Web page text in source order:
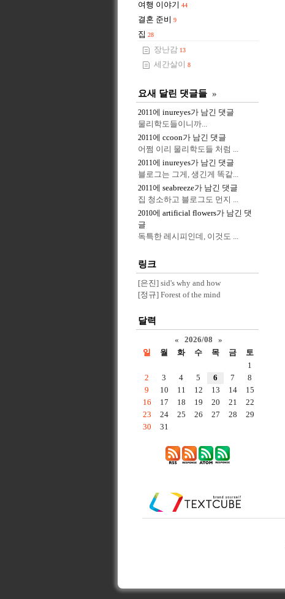
여행 이야기 44
결혼 준비 9
집 28
장난감 13
세간살이 8
요새 달린 댓글들 »
2011 에 inureyes가 남긴 댓글
물리학도들이니까...
2011 에 ccoon가 남긴 댓글
어쩜 이리 물리학도들 처럼 ...
2011 에 inureyes가 남긴 댓글
블로그는 그게, 생긴게 똑같...
2011 에 seabreeze가 남긴 댓글
집 청소하고 블로그도 먼지 ...
2010에 artificial flowers가 남긴 댓
글
독특한 레시피인데, 이것도 ...
링크
[은진] sid's why and how
[정규] Forest of the mind
달력
« 2026/08
»
일
월 화 수 목 금
토
1
2
3 4 5 6 7
8
9
10 11 12 13 14
15
16
17 18 19 20 21
22
23
24 25 26 27 28
29
30
31